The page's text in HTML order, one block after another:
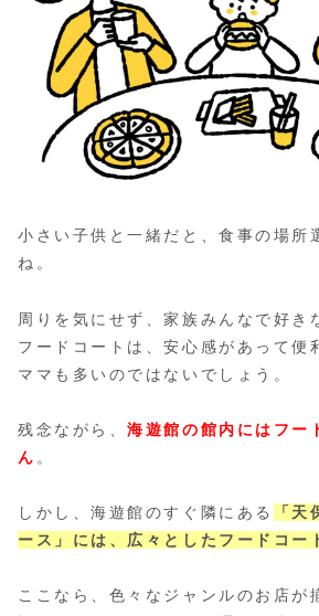
小さい子供と一緒だと、食事の場所
ね。
周りを気にせず、家族みんなで好き
フードコートは、安心感があって便
ママも多いのではないでしょう。
残念ながら、海遊館の館内にはフー
ん 。
しかし、海遊館のすぐ隣にある
「
ース」には、広々としたフードコー
ここなら、色々なジャンルのお店が